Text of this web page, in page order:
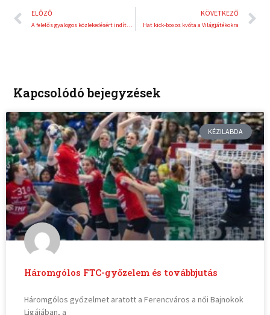
Előző
ELŐZŐ
A felelős gyalogos közlekedésért indított kampányt a HUMDA
KÖVETKEZŐ
Hat kick-boxos kvóta a Világjátékokra
Kapcsolódó bejegyzések
KÉZILABDA
Háromgólos FTC-győzelem és továbbjutás
Háromgólos győzelmet aratott a Ferencváros a női Bajnokok
Ligájában, a